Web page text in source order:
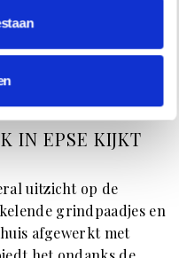
IN EPSE KIJKT
uitzicht op de
grindpaadjes en
afgewerkt met